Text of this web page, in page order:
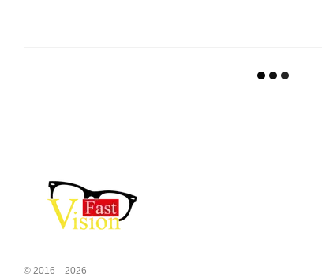
© 2016—2026